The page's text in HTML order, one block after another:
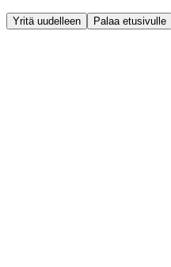
Yritä uudelleen Palaa etusivulle